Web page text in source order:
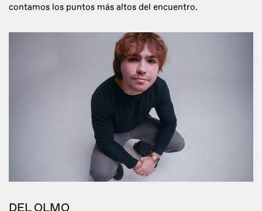
contamos los puntos más altos del encuentro.
DEL OLMO